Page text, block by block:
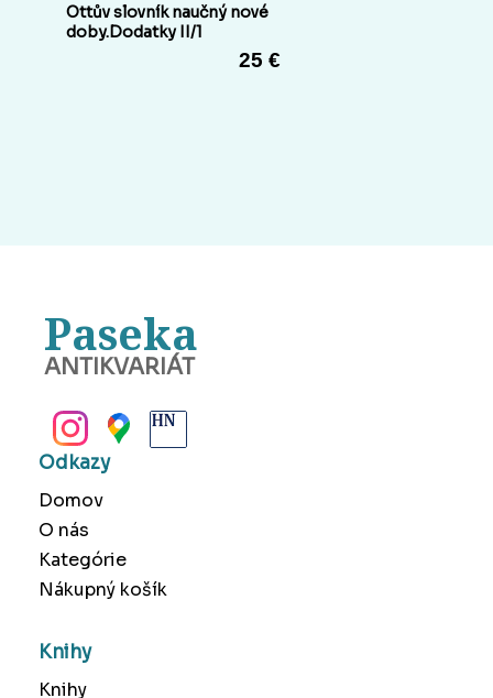
Ottův slovník naučný nové
doby.Dodatky II/1
25 €
Paseka
ANTIKVARIÁT
Odkazy
Domov
O nás
Kategórie
Nákupný košík
Knihy
Knihy